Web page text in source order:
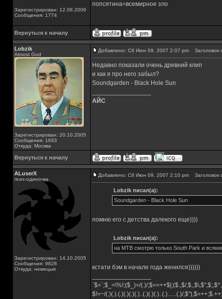
Зарегистрирован: 12.08.2006
Сообщения: 1774
попсятина=всемирное зло
Вернуться к началу
Lobzik
Almost God
Зарегистрирован: 20.10.2005
Сообщения: 1693
Откуда: Москва
Добавлено: Сб Июн 09, 2007 2:07 pm Заголовок
Недавно показали очень древний клип
и как я про него забыл?
Soundgarden - Black Hole Sun
АЙС
Вернуться к началу
ALuserX
псих-одиночка
Зарегистрирован: 14.10.2005
Сообщения: 9828
Откуда: немецыя
Добавлено: Сб Июн 09, 2007 2:10 pm Заголовок
Lobzik писал(а):
Soundgarden - Black Hole Sun
помню его с детства далекого еще))))
Lobzik писал(а):
на МТВ смотрю только South Park и
кстати бэм в начале года женился))))))
`$=`;$_=\%!;($_)=/(.)/;$==++$|;($.,$/
$!=~/(.)(.).(.)(.)(.)(.)..(.)(.)(.)..(.)......(.)/